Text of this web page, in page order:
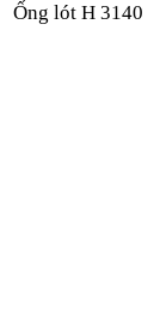
Ống lót H 3140